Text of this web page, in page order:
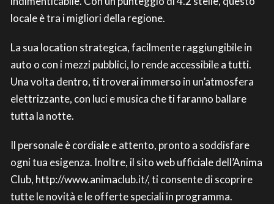
locale è tra i migliori della regione.
La sua location strategica, facilmente raggiungibile in
auto o con i mezzi pubblici, lo rende accessibile a tutti.
Una volta dentro, ti troverai immerso in un’atmosfera
elettrizzante, con luci e musica che ti faranno ballare
tutta la notte.
Il personale è cordiale e attento, pronto a soddisfare
ogni tua esigenza. Inoltre, il sito web ufficiale dell’Anima
Club, http://www.animaclub.it/, ti consente di scoprire
tutte le novità e le offerte speciali in programma.